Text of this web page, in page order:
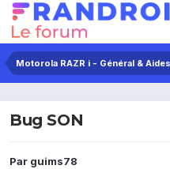
Bug SON
Par guims78